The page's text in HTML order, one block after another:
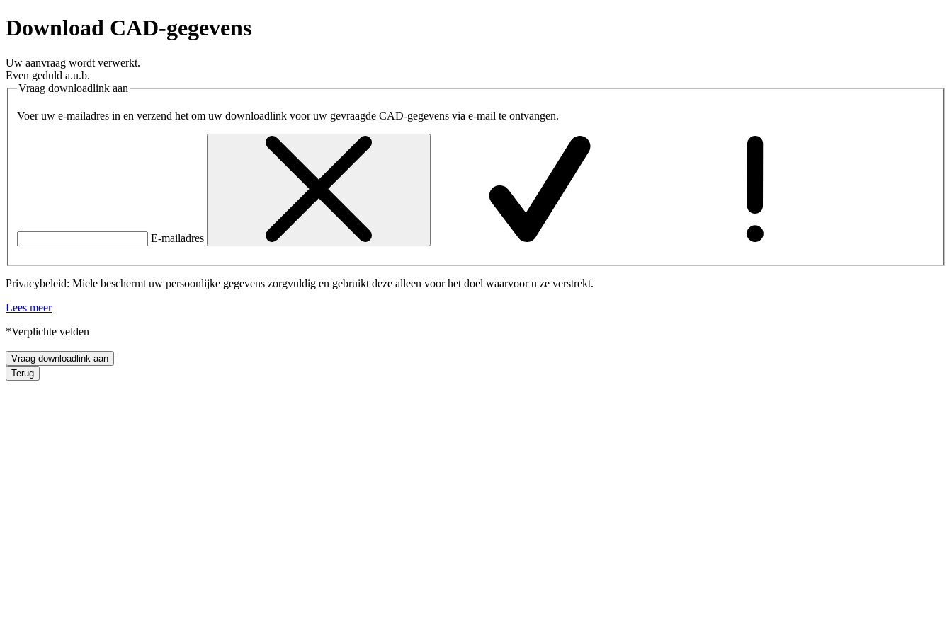
Download CAD-gegevens
Uw aanvraag wordt verwerkt.
Even geduld a.u.b.
Vraag downloadlink aan
Voer uw e-mailadres in en verzend het om uw downloadlink voor uw gevraagde CAD-gegevens via e-mail te ontvangen.
E-mailadres
Privacybeleid: Miele beschermt uw persoonlijke gegevens zorgvuldig en gebruikt deze alleen voor het doel waarvoor u ze verstrekt.
Lees meer
*Verplichte velden